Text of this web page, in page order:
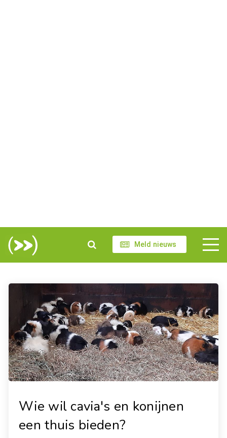
Meld nieuws
Wie wil cavia's en konijnen
een thuis bieden?